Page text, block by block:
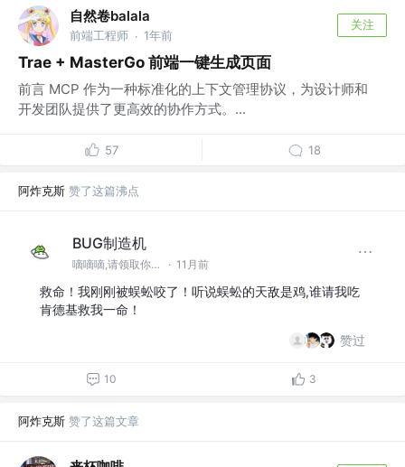
自然卷balala
前端工程师 · 1年前
关注
Trae + MasterGo 前端一键生成页面
前言 MCP 作为一种标准化的上下文管理协议，为设计师和
开发团队提供了更高效的协作方式。...
57 18
阿炸克斯 赞了这篇沸点
BUG制造机
嘀嘀嘀,请领取你刚出炉的Bug · 11月前
救命！我刚刚被蜈蚣咬了！听说蜈蚣的天敌是鸡,谁请我吃
肯德基救我一命！
赞过
10 3
阿炸克斯 赞了这篇文章